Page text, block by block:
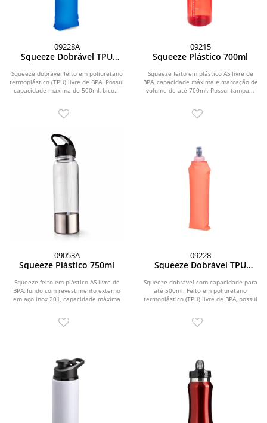
09228A
Squeeze Dobrável TPU
Squeeze dobrável feito em poliuretano
termoplástico (TPU) livre de BPA. Possui
capacidade máxima de 500ml, bico...
09215
Squeeze Plástico 700ml
Squeeze feito em plástico AS livre de
BPA, capacidade máxima e marcação de
volume de até 700ml. Possui tampa...
09053A
Squeeze Plástico 750ml
Squeeze feito em plástico AS livre de
BPA, fundo com revestimento externo
em aço inox 201, capacidade máxima
09228
Squeeze Dobrável TPU
Squeeze dobrável com capacidade para
até 500ml. Feito em poliuretano
termoplástico (TPU) livre de BPA, possui